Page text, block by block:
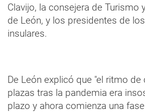
Clavijo, la consejera de Turismo
de León, y los presidentes de
insulares.
De León explicó que "el ritmo
plazas tras la pandemia era
plazo y ahora comienza una